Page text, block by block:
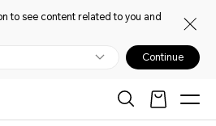
to see content related to you and
Continue